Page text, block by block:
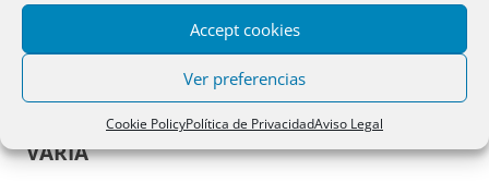
Accept cookies
Ver preferencias
Cookie PolicyPolítica de PrivacidadAviso Legal
Jesús Conde Fuentes
VARIA